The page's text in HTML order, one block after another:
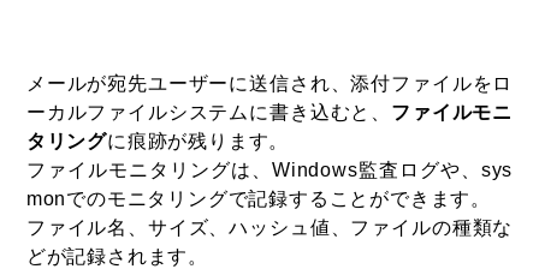
メールが宛先ユーザーに送信され、添付ファイルをロ
ーカルファイルシステムに書き込むと、 ファイルモニ
タリングに痕跡が残ります。
ファイルモニタリングは、Windows監査ログや、sys
monでのモニタリングで記録することができます。
ファイル名、サイズ、ハッシュ値、ファイルの種類な
どが記録されます。